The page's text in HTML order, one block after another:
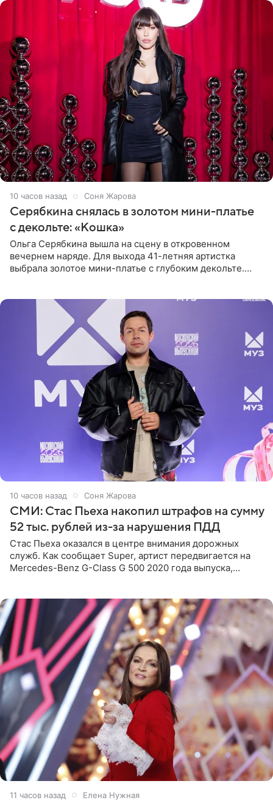
10 часов назад Соня Жарова
Серябкина снялась в золотом мини-платье
с декольте: «Кошка»
Ольга Серябкина вышла на сцену в откровенном
вечернем наряде. Для выхода 41-летняя артистка
выбрала золотое мини-платье с глубоким декольте.
10 часов назад Соня Жарова
СМИ: Стас Пьеха накопил штрафов на сумму
52 тыс. рублей из-за нарушения ПДД
Стас Пьеха оказался в центре внимания дорожных
служб. Как сообщает Super, артист передвигается на
Mercedes-Benz G-Class G 500 2020 года выпуска,
11 часов назад Елена Нужная